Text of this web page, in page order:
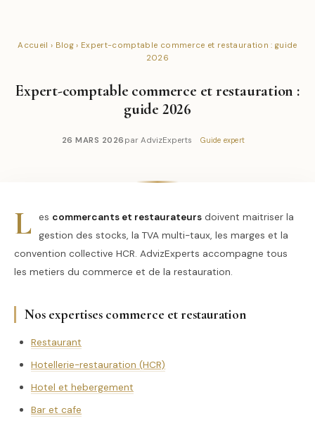
Accueil › Blog › Expert-comptable commerce et restauration : guide
2026
Expert-comptable commerce et restauration :
guide 2026
26 MARS 2026 par AdvizExperts Guide expert
L es commercants et restaurateurs doivent maitriser la
gestion des stocks, la TVA multi-taux, les marges et la
convention collective HCR. AdvizExperts accompagne tous
les metiers du commerce et de la restauration.
Nos expertises commerce et restauration
Restaurant
Hotellerie-restauration (HCR)
Hotel et hebergement
Bar et cafe